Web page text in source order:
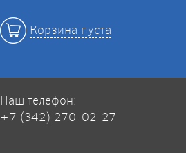
Корзина пуста
Наш телефон:
+7 (342) 270-02-27